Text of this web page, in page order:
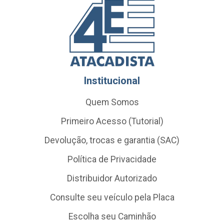
Institucional
Quem Somos
Primeiro Acesso (Tutorial)
Devolução, trocas e garantia (SAC)
Política de Privacidade
Distribuidor Autorizado
Consulte seu veículo pela Placa
Escolha seu Caminhão